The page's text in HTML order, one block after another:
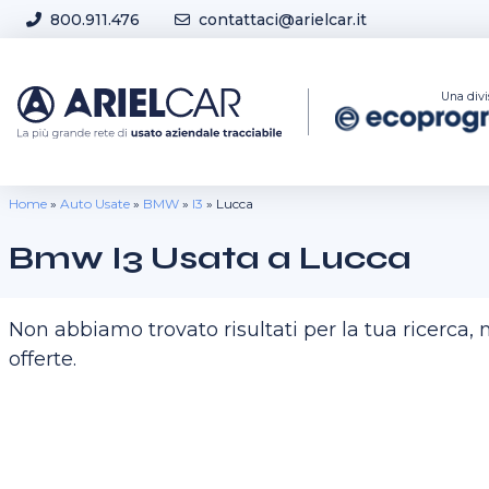
Skip to content
800.911.476
contattaci@arielcar.it
Una
Home » Auto Usate » BMW » I3 » Lucca
Bmw I3 Usata a Lucca
Non abbiamo trovato risultati per la tua
offerte.